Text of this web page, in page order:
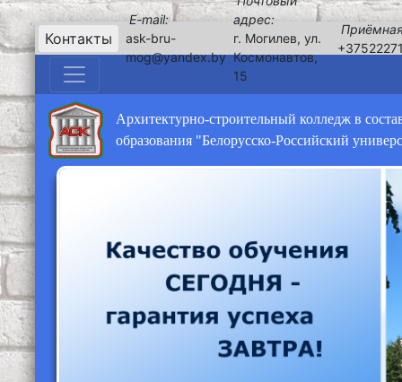
Контакты
E-mail:
ask-bru-
mog@yandex.by
адрес:
г. Могилев, ул.
Космонавтов,
15
Архитектурно-строительный колледж в
образования "Белорусско-Российский